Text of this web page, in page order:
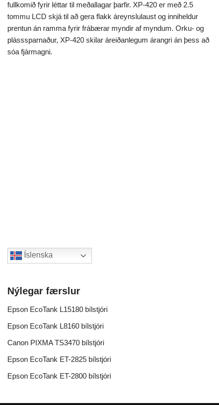
fullkomið fyrir léttar til meðallagar þarfir. XP-420 er með 2.5
tommu LCD skjá til að gera flakk áreynslulaust og inniheldur
prentun án ramma fyrir frábærar myndir af myndum. Orku- og
plásssparnaður, XP-420 skilar áreiðanlegum árangri án þess að
sóa fjármagni.
Íslenska
Nýlegar færslur
Epson EcoTank L15180 bílstjóri
Epson EcoTank L8160 bílstjóri
Canon PIXMA TS3470 bílstjóri
Epson EcoTank ET-2825 bílstjóri
Epson EcoTank ET-2800 bílstjóri